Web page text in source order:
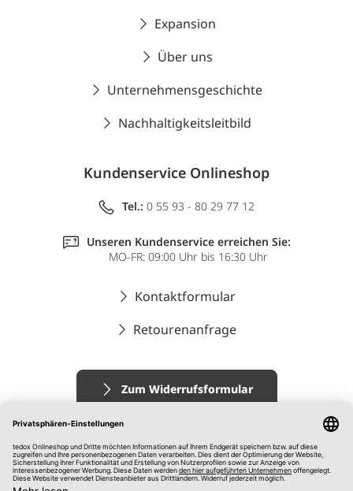
Expansion
Über uns
Unternehmensgeschichte
Nachhaltigkeitsleitbild
Kundenservice Onlineshop
Tel.: 0 55 93 - 80 29 77 12
Unseren Kundenservice erreichen Sie:
MO-FR: 09:00 Uhr bis 16:30 Uhr
Kontaktformular
Retourenanfrage
Zum Widerrufsformular
Impressum
AGB